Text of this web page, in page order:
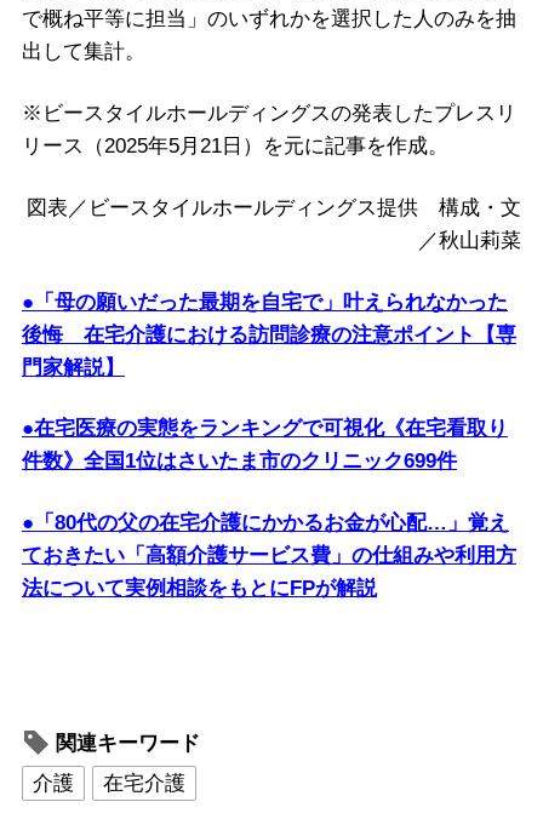
で概ね平等に担当」のいずれかを選択した人のみを抽
出して集計。
※ビースタイルホールディングスの発表したプレスリ
リース（2025年5月21日）を元に記事を作成。
図表／ビースタイルホールディングス提供 構成・文
／秋山莉菜
●「母の願いだった最期を自宅で」叶えられなかった
後悔 在宅介護における訪問診療の注意ポイント【専
門家解説】
●在宅医療の実態をランキングで可視化《在宅看取り
件数》全国1位はさいたま市のクリニック699件
●「80代の父の在宅介護にかかるお金が心配…」覚え
ておきたい「高額介護サービス費」の仕組みや利用方
法について実例相談をもとにFPが解説
関連キーワード
介護
在宅介護